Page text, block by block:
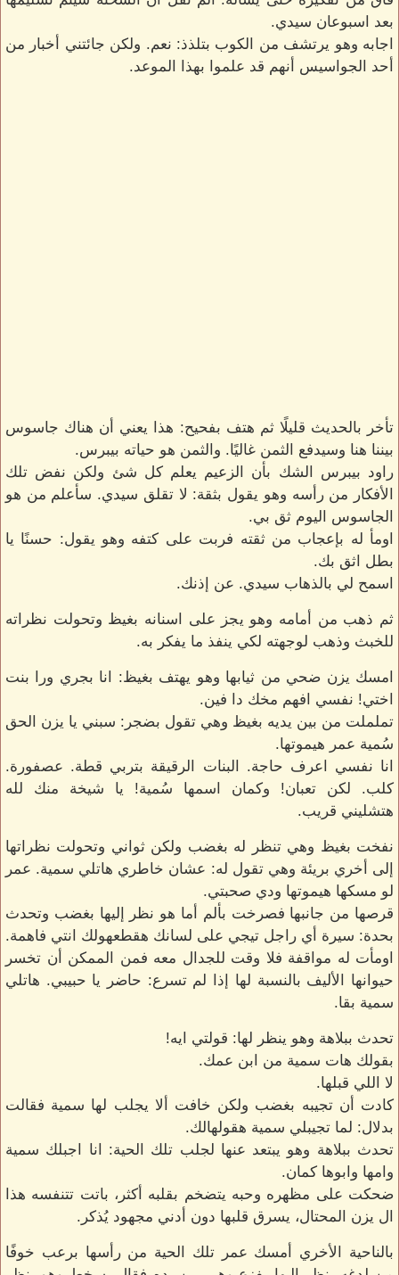
بعد اسبوعان سيدي.
اجابه وهو يرتشف من الكوب بتلذذ: نعم. ولكن جائتني أخبار من
أحد الجواسيس أنهم قد علموا بهذا الموعد.
تأخر بالحديث قليلًا ثم هتف بفحيح: هذا يعني أن هناك جاسوس
بيننا هنا وسيدفع الثمن غاليًا. والثمن هو حياته بيبرس.
راود بيبرس الشك بأن الزعيم يعلم كل شئ ولكن نفض تلك
الأفكار من رأسه وهو يقول بثقة: لا تقلق سيدي. سأعلم من هو
الجاسوس اليوم ثق بي.
اومأ له بإعجاب من ثقته فربت على كتفه وهو يقول: حسنًا يا
بطل اثق بك.
اسمح لي بالذهاب سيدي. عن إذنك.
ثم ذهب من أمامه وهو يجز على اسنانه بغيظ وتحولت نظراته
للخبث وذهب لوجهته لكي ينفذ ما يفكر به.
امسك يزن ضحي من ثيابها وهو يهتف بغيظ: انا بجري ورا بنت
اختي! نفسي افهم مخك دا فين.
تململت من بين يديه بغيظ وهي تقول بضجر: سبني يا يزن الحق
سُمية عمر هيموتها.
انا نفسي اعرف حاجة. البنات الرقيقة بتربي قطة. عصفورة.
كلب. لكن تعبان! وكمان اسمها سُمية! يا شيخة منك لله
هتشليني قريب.
نفخت بغيظ وهي تنظر له بغضب ولكن ثواني وتحولت نظراتها
إلى أخري بريئة وهي تقول له: عشان خاطري هاتلي سمية. عمر
لو مسكها هيموتها ودي صحبتي.
قرصها من جانبها فصرخت بألم أما هو نظر إليها بغضب وتحدث
بحدة: سيرة أي راجل تيجي على لسانك هقطعهولك انتي فاهمة.
اومأت له مواقفة فلا وقت للجدال معه فمن الممكن أن تخسر
حيوانها الأليف بالنسبة لها إذا لم تسرع: حاضر يا حبيبي. هاتلي
سمية بقا.
تحدث ببلاهة وهو ينظر لها: قولتي ايه!
بقولك هات سمية من ابن عمك.
لا اللي قبلها.
كادت أن تجيبه بغضب ولكن خافت ألا يجلب لها سمية فقالت
بدلال: لما تجيبلي سمية هقولهالك.
تحدث ببلاهة وهو يبتعد عنها لجلب تلك الحية: انا اجبلك سمية
وامها وابوها كمان.
ضحكت على مظهره وحبه يتضخم بقلبه أكثر، باتت تتنفسه هذا
ال يزن المحتال، يسرق قلبها دون أدني مجهود يُذكر.
بالناحية الأخري أمسك عمر تلك الحية من رأسها برعب خوفًا